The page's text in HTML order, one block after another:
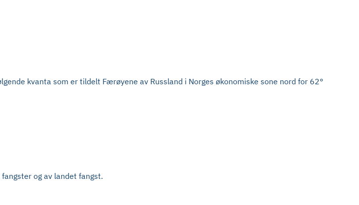
kvanta som er tildelt Færøyene av Russland i Norges økonomiske sone nord for 62°
og av landet fangst.